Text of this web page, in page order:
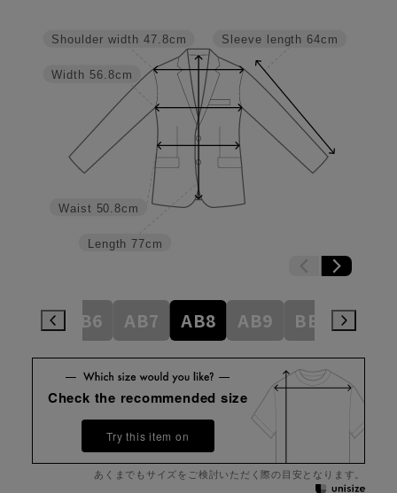
Sleeve length 64cm
Length 77cm
Waist 50.8cm
Width 56.8cm
Shoulder width 47.8cm
AB6 AB7 AB8 AB9 BE3
Check the recommended size
Try this item on
あくまでもサイズをご検討いただく際の目安となります。